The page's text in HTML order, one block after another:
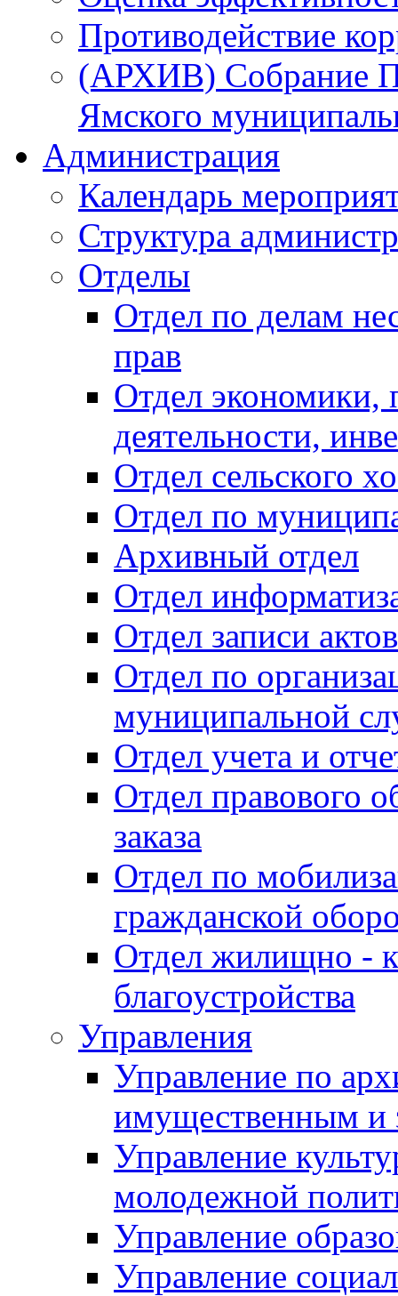
Противодействие
(АРХИВ) Собрание
Ямского
Администрация
Календарь
Структура
Отделы
Отдел по делам
прав
Отдел экономики,
деятельности,
Отдел сельского
Отдел по
Архивный отдел
Отдел
Отдел записи
Отдел по
муниципальной
Отдел учета и
Отдел правового
заказа
Отдел по
гражданской
Отдел жилищно -
благоустройства
Управления
Управление по
имущественным и
Управление
молодежной
Управление
Управление